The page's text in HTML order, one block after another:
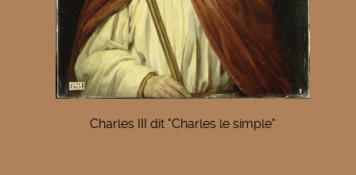
Charles III dit "Charles le simple"